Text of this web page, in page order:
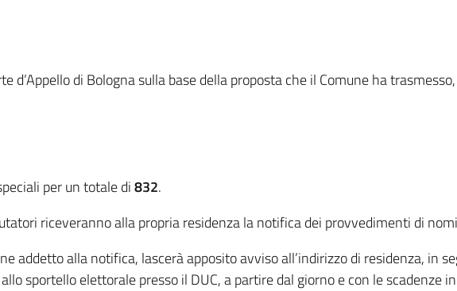
di Bologna sulla base della proposta che il Comune ha
per un totale di832.
riceveranno alla propria residenza la notifica dei provvedimenti di
addetto alla notifica, lascerà apposito avviso all’indirizzo di residenza, in
sportello elettorale presso il DUC, a partire dal giorno e con le scadenze